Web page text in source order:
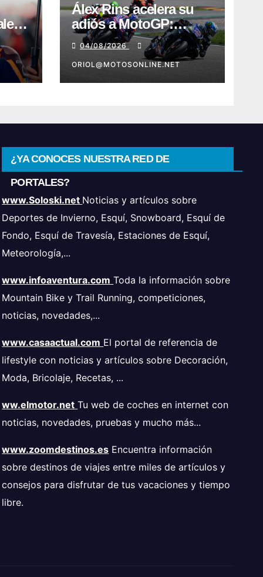
Álex Rins acelera su
adiós a MotoGP:
Ducati aparece como
destino en Superbike
04/08/2026
ORIOL@MOTOSONLINE.NET
¿YA CONOCES NUESTRA RED DE
PORTALES?
www.Soloski.net Noticias y artículos sobre
Deportes de Invierno, Esquí, Snowboard, Esquí de
Fondo, Esquí de Travesía, Estaciones de Esquí,
Meteorología,...
www.infoaventura.com Toda la información sobre
Mountain Bike y Trail Running, competiciones,
noticias, novedades,...
www.casaactual.com El portal de referencia de
lifestyle con noticias y artículos sobre Decoración,
Moda, Bricolaje, Recetas, ...
ww.elmotor.net Tu web de coches en internet con
noticias, novedades, pruebas y mucho más...
www.zoomdestinos.es Encuentra información
sobre destinos de viajes entre miles de artículos y
consejos para disfrutar de tus vacaciones y tiempo
libre.